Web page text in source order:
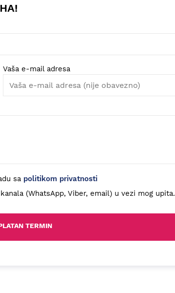
Vaša e-mail adresa
sa politikom privatnosti
(WhatsApp, Viber, email) u vezi mog upita.